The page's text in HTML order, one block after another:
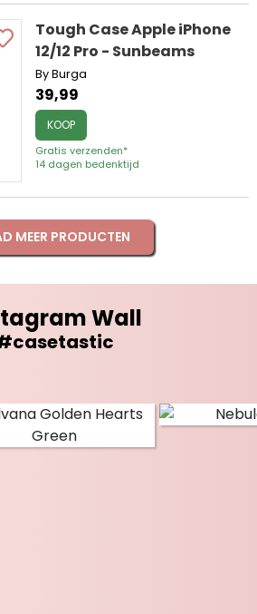
Tough Case Apple iPhone
12/12 Pro - Sunbeams
By Burga
39,99
KOOP
Gratis verzenden*
14 dagen bedenktijd
MEER PRODUCTEN
Wall